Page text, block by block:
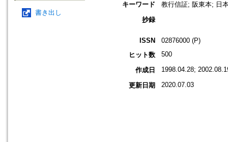
書き出し
キーワード
教行信証; 阪東本; 日
抄録
ISSN
02876000 (P)
ヒット数
500
作成日 1998.04.28;
更新日期 2020.07.03